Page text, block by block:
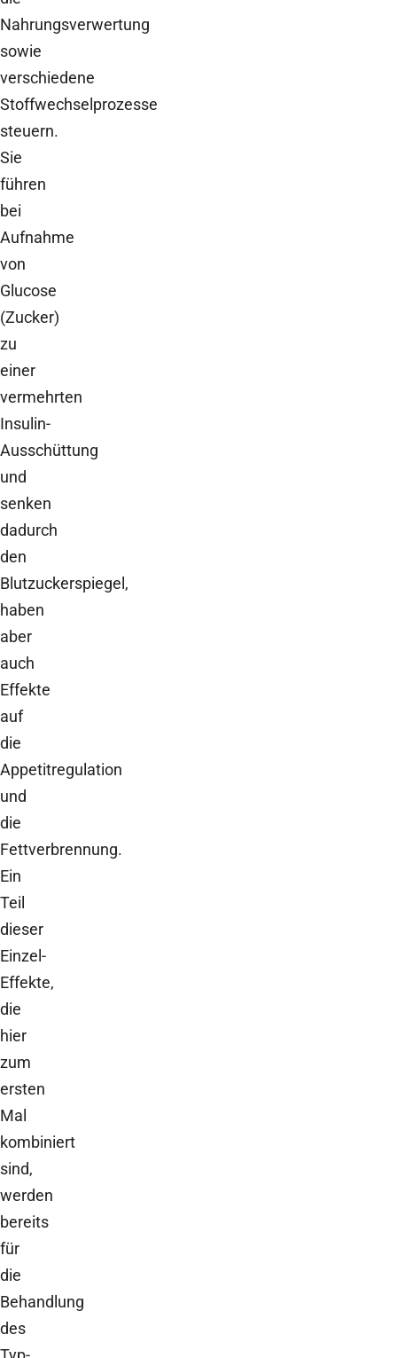
Nahrungsverwertung
sowie
verschiedene
Stoffwechselprozesse
steuern.
Sie
führen
bei
Aufnahme
von
Glucose
(Zucker)
zu
einer
vermehrten
Insulin-
Ausschüttung
und
senken
dadurch
den
Blutzuckerspiegel,
haben
aber
auch
Effekte
auf
die
Appetitregulation
und
die
Fettverbrennung.
Ein
Teil
dieser
Einzel-
Effekte,
die
hier
zum
ersten
Mal
kombiniert
sind,
werden
bereits
für
die
Behandlung
des